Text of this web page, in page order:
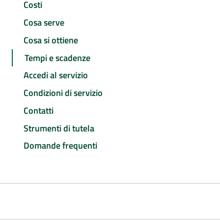
Costi
Cosa serve
Cosa si ottiene
Tempi e scadenze
Accedi al servizio
Condizioni di servizio
Contatti
Strumenti di tutela
Domande frequenti